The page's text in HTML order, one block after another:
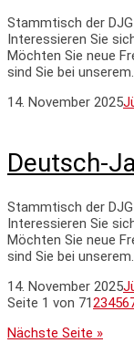
Stammtisch der
Interessieren Sie
Möchten Sie neue
sind Sie bei
14. November 2025
Deutsch-
Stammtisch der
Interessieren Sie
Möchten Sie neue
sind Sie bei
14. November 2025
Seite 1 von 7123456
Nächste Seite »